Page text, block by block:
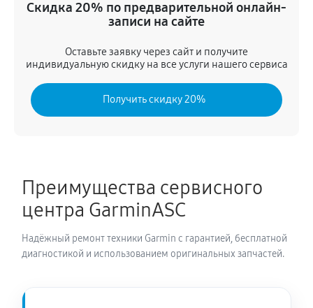
Замена аккумулятора GPS-ошейника Garmin Delta
720 руб 50 минут
Замена контроллер питания
630 руб 60 минут
Замена датчиков управления, высоты, движения
Скидка 20% по предварительной онлайн-
записи на сайте
Оставьте заявку через сайт и получите
индивидуальную скидку на все услуги нашего сервиса
Получить скидку 20%
Преимущества сервисного
центра GarminASC
Надёжный ремонт техники Garmin с гарантией, бесплатной
диагностикой и использованием оригинальных запчастей.